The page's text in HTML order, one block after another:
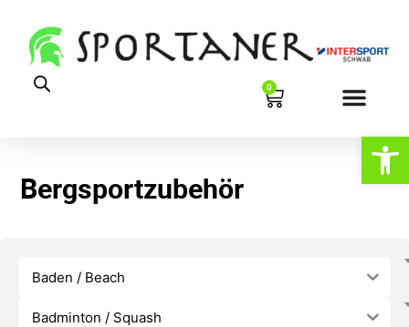
0
Bergsportzubehör
Baden / Beach
Badminton / Squash